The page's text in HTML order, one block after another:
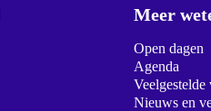
Meer
Open dagen
Agenda
Veelgestelde
Nieuws en